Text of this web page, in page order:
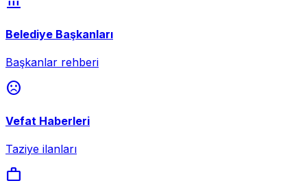
Belediye Başkanları
Başkanlar rehberi
sentiment_dissatisfied
Vefat Haberleri
Taziye ilanları
work